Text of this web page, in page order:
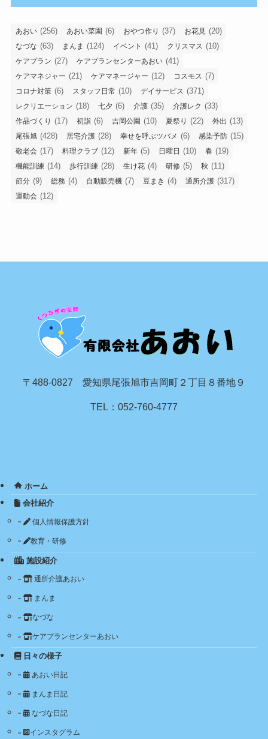
あおい (256) あおい菜園 (6) おやつ作り (37) お花見 (20)
なづな (63) まんま (124) イベント (41) クリスマス (10)
ケアプラン (27) ケアプランセンターあおい (41)
ケアマネジャー (21) ケアマネージャー (12) コスモス (7)
コロナ対策 (6) スタッフ日常 (10) デイサービス (371)
レクリエーション (18) 七夕 (6) 介護 (35) 介護レク (33)
作品づくり (17) 初詣 (6) 吉岡公園 (10) 夏祭り (22) 外出 (13)
尾張旭 (428) 居宅介護 (28) 幸せを呼ぶツバメ (6) 感染予防 (15)
敬老会 (17) 料理クラブ (12) 新年 (5) 日曜日 (10) 春 (19)
機能訓練 (14) 歩行訓練 (28) 生け花 (4) 研修 (5) 秋 (11)
節分 (9) 総務 (4) 自動販売機 (7) 豆まき (4) 通所介護 (317)
運動会 (12)
〒488-0827 愛知県尾張旭市吉岡町２丁目８番地９
TEL：052-760-4777
ホーム
会社紹介
個人情報保護方針
教育・研修
施設紹介
通所介護あおい
まんま
なづな
ケアプランセンターあおい
日々の様子
あおい日記
まんま日記
なづな日記
インスタグラム